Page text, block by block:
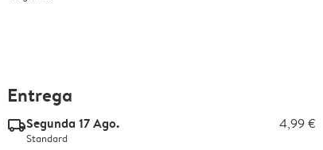
Entrega
delivery_standard_v2Segunda 17 Ago. 4,99 €
Standard